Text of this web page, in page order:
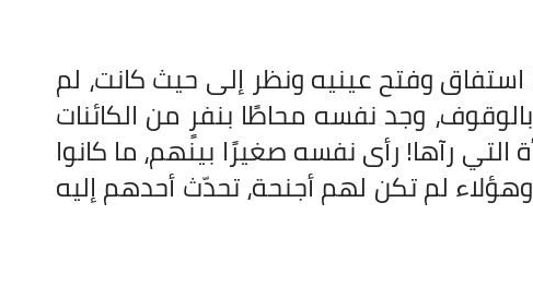
وفتح عينيه ونظر إلى حيث كانت، لم
وجد نفسه محاطًا بنفرٍ من الكائنات
التي رآها! رأى نفسه صغيرًا بينهم، ما كانوا
لم تكن لهم أجنحة، تحدّث أحدهم إليه